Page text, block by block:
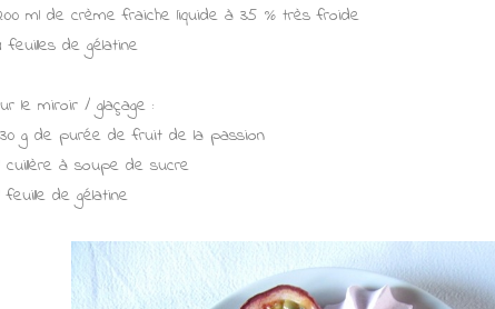
ml de crème fraiche liquide à 35 % très froide
de gélatine
le miroir / glaçage :
g de purée de fruit de la passion
cuillère à soupe de sucre
de gélatine